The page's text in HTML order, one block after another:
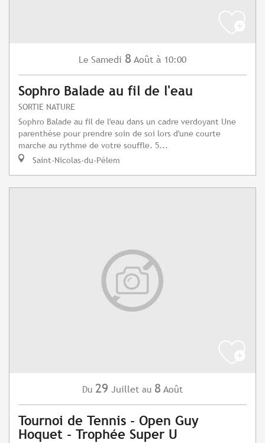
Le Samedi 8 Août à 10:00
Sophro Balade au fil de l'eau
SORTIE NATURE
Sophro Balade au fil de l'eau dans un cadre verdoyant Une
parenthèse pour prendre soin de soi lors d'une courte
marche au rythme de votre souffle. 5...
Saint-Nicolas-du-Pélem
Du 29 Juillet au 8 Août
Tournoi de Tennis - Open Guy
Hoquet - Trophée Super U